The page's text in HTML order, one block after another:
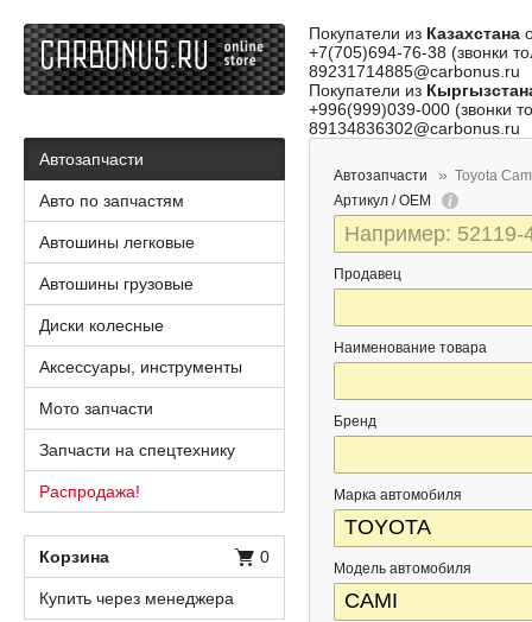
Покупатели из Казахстана
+7(705)694-76-38 (звонки
89231714885@carbonus.ru
Покупатели из
+996(999)039-000 (звонки
89134836302@carbonus.ru
Автозапчасти
Toyota
Артикул / OEM
Продавец
Наименование товара
Бренд
Марка автомобиля
Модель автомобиля
Автозапчасти
Авто по запчастям
Автошины легковые
Автошины грузовые
Диски колесные
Аксессуары, инструменты
Мото запчасти
Запчасти на спецтехнику
Распродажа!
Корзина 0
Купить через менеджера